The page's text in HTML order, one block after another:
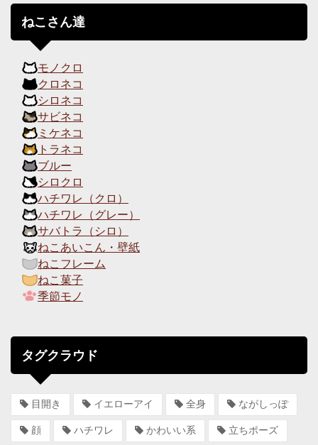
ねこさん達
モノクロ
クロネコ
シロネコ
サビネコ
ミケネコ
トラネコ
ブルー
シロクロ
ハチワレ（クロ）
ハチワレ（グレー）
サバトラ（シロ）
ねこあいこん・壁紙
ねこフレーム
ねこ菓子
季節モノ
タグクラウド
目開き イエローアイ 全身 ながしっぽ
顔 ハチワレ かわいい系 立ちポーズ